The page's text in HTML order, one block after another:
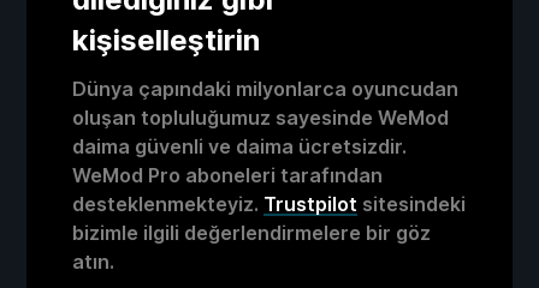
kişiselleştirin
Dünya çapındaki milyonlarca oyuncudan
oluşan topluluğumuz sayesinde WeMod
daima güvenli ve daima ücretsizdir.
WeMod Pro aboneleri tarafından
desteklenmekteyiz. Trustpilot sitesindeki
bizimle ilgili değerlendirmelere bir göz
atın.